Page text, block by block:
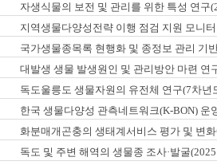
자생식물의 보전 및 관리를 위한 특성 연구
지역생물다양성전략 이행 점검 지원 모니
국가생물종목록 현행화 및 종정보 관리 기
대발생 생물 발생원인 및 관리방안 마련 연
독도울릉도 생물자원의 유전체 연구(7차년
한국 생물다양성 관측네트워크(K-BON) 운
화분매개곤충의 생태계서비스 평가 및 변
독도 및 주변 해역의 생물종 조사·발굴